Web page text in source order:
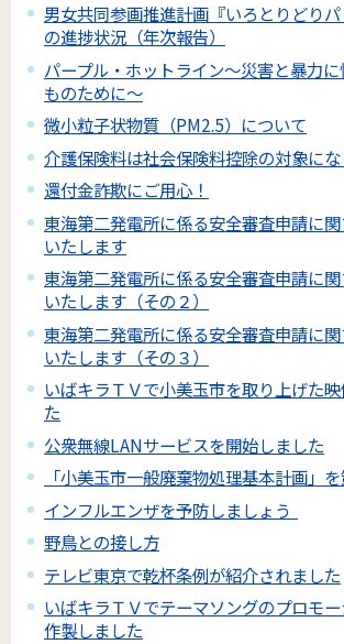
男女共同参画推進計画『いろとりどりパ
の進捗状況（年次報告）
パープル・ホットライン～災害と暴力
ものために～
微小粒子状物質（PM2.5）について
介護保険料は社会保険料控除の対象に
還付金詐欺にご用心！
東海第二発電所に係る安全審査申請に
いたします
東海第二発電所に係る安全審査申請に
いたします（その２）
東海第二発電所に係る安全審査申請に
いたします（その３）
いばキラＴＶで小美玉市を取り上げた
た
公衆無線LANサービスを開始しました
「小美玉市一般廃棄物処理基本計画」
インフルエンザを予防しましょう
野鳥との接し方
テレビ東京で乾杯条例が紹介されました
いばキラＴＶでテーマソングのプロモ
作製しました